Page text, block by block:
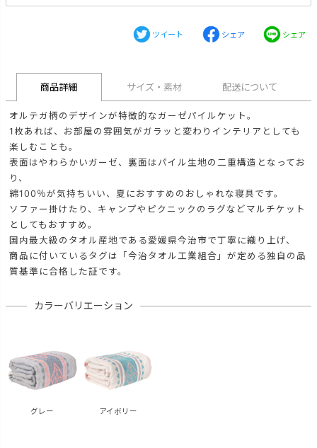
ツイート シェア シェア
商品詳細 サイズ・素材 配送について
オルテガ柄のデザインが特徴的なガーゼパイルケット。
1枚あれば、お部屋の雰囲気がガラッと変わりインテリアとしても
楽しむことも。
表面はやわらかいガーゼ、裏面はパイル生地の二重構造となってお
り、
綿100％が気持ちいい、夏におすすめのおしゃれな寝具です。
ソファー掛けたり、キャンプやピクニックのラグなどマルチケット
としてもおすすめ。
国内最大級のタオル産地である愛媛県今治市で丁寧に織り上げ、
商品に付いているタグは「今治タオル工業組合」が定める独自の品
質基準に合格した証です。
カラーバリエーション
グレー アイボリー